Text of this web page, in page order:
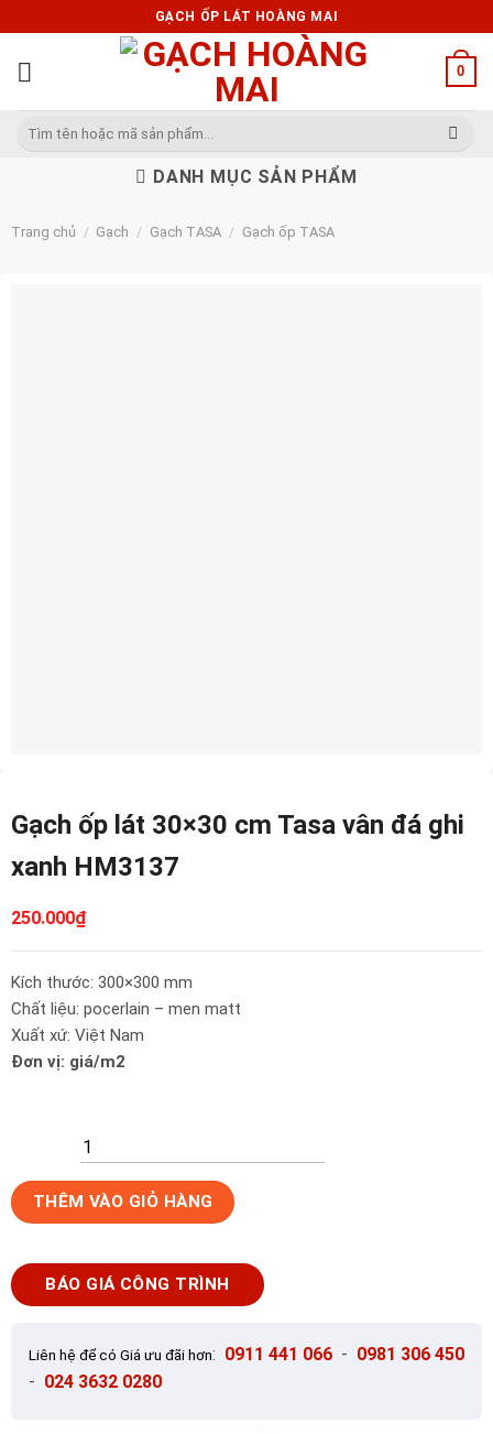
to
content
GẠCH ỐP LÁT HOÀNG MAI
0
Tìm
DANH MỤC SẢN PHẨM
Trang chủ / Gạch / Gạch TASA / Gạch ốp TASA
Gạch ốp lát 30×30 cm Tasa vân đá ghi
xanh HM3137
250.000₫
Kích thước: 300×300 mm
Chất liệu: pocerlain – men matt
Xuất xứ: Việt Nam
Đơn vị: giá/m2
Gạch
ốp
30x30
cm
THÊM VÀO GIỎ HÀNG
BÁO GIÁ CÔNG TRÌNH
Liên hệ để có Giá ưu đãi hơn: 0911 441 066 - 0981 306 450
- 024 3632 0280